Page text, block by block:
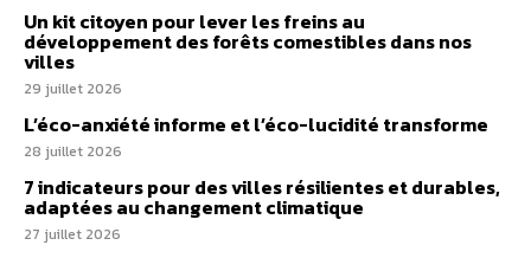
Un kit citoyen pour lever les freins au
développement des forêts comestibles dans nos
villes
29 juillet 2026
L’éco-anxiété informe et l’éco-lucidité transforme
28 juillet 2026
7 indicateurs pour des villes résilientes et durables,
adaptées au changement climatique
27 juillet 2026